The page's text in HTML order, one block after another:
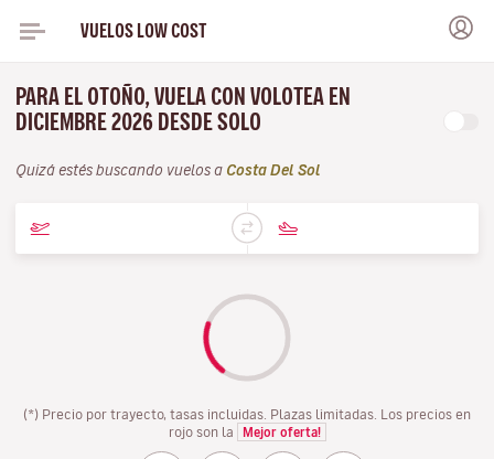
VUELOS LOW COST
PARA EL OTOÑO, VUELA CON VOLOTEA EN
DICIEMBRE 2026 DESDE SOLO
Quizá estés buscando vuelos a Costa Del Sol
(*) Precio por trayecto, tasas incluidas. Plazas limitadas. Los precios en
rojo son la
Mejor oferta!